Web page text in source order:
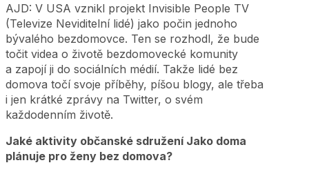
AJD: V USA vznikl projekt Invisible People TV
(Televize Neviditelní lidé) jako počin jednoho
bývalého bezdomovce. Ten se rozhodl, že bude
točit videa o životě bezdomovecké komunity
a zapojí ji do sociálních médií. Takže lidé bez
domova točí svoje příběhy, píšou blogy, ale třeba
i jen krátké zprávy na Twitter, o svém
každodenním životě.
Jaké aktivity občanské sdružení Jako doma
plánuje pro ženy bez domova?